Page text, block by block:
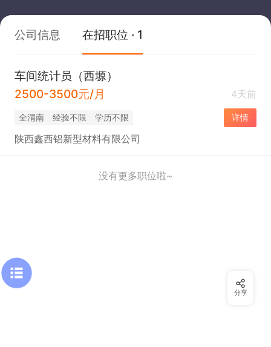
公司信息 在招职位 · 1
车间统计员（西塬）
2500-3500元/月
4天前
全渭南 经验不限 学历不限 详情
陕西鑫西铝新型材料有限公司
没有更多职位啦~
分享